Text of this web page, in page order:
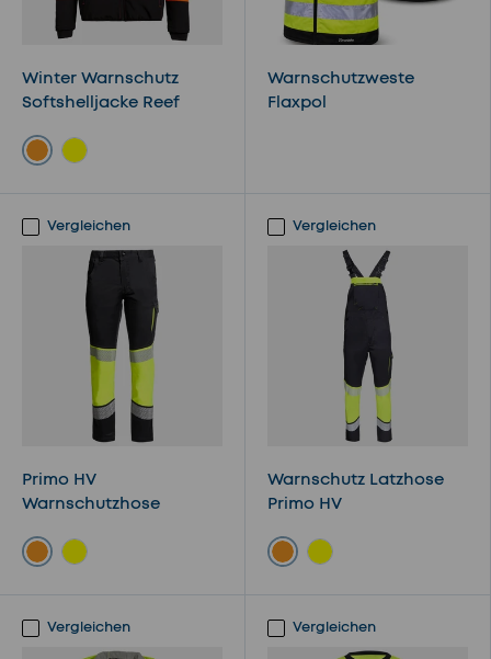
Winter Warnschutz
Softshelljacke Reef
Warnschutzweste
Flaxpol
Vergleichen
Primo HV
Warnschutzhose
Vergleichen
Warnschutz Latzhose
Primo HV
Vergleichen Vergleichen